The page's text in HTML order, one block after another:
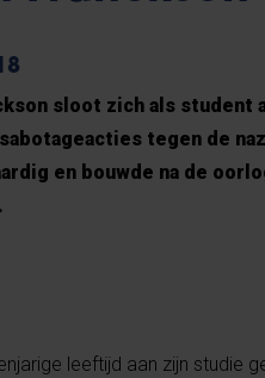
sloot zich als student
tegen de
en bouwde na de
leeftijd aan zijn studie